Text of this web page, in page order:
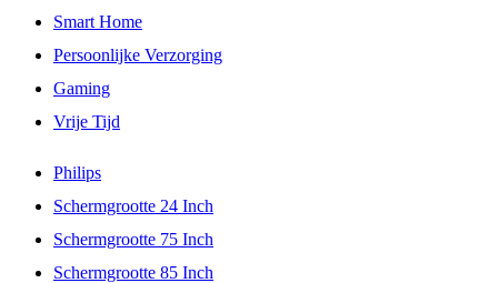
Smart Home
Persoonlijke Verzorging
Gaming
Vrije Tijd
Philips
Schermgrootte 24 Inch
Schermgrootte 75 Inch
Schermgrootte 85 Inch